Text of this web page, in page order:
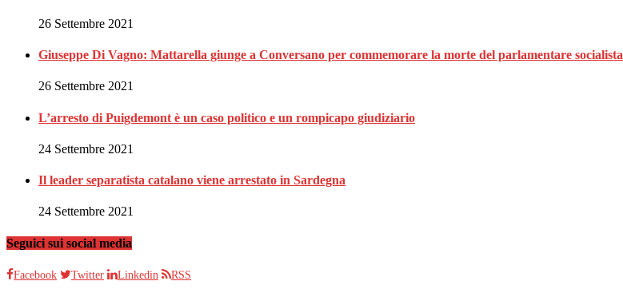
26 Settembre 2021
Giuseppe Di Vagno: Mattarella giunge a Conversano per commemorare la morte del parlamentare socialista
26 Settembre 2021
L’arresto di Puigdemont è un caso politico e un rompicapo giudiziario
24 Settembre 2021
Il leader separatista catalano viene arrestato in Sardegna
24 Settembre 2021
Seguici sui social media
Facebook Twitter Linkedin RSS